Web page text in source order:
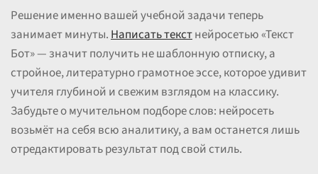
Решение именно вашей учебной задачи теперь
занимает минуты.Написать текстнейросетью «Текст
Бот» — значит получить не шаблонную отписку, а
стройное, литературно грамотное эссе, которое удивит
учителя глубиной и свежим взглядом на классику.
Забудьте о мучительном подборе слов: нейросеть
возьмёт на себя всю аналитику, а вам останется лишь
отредактировать результат под свой стиль.